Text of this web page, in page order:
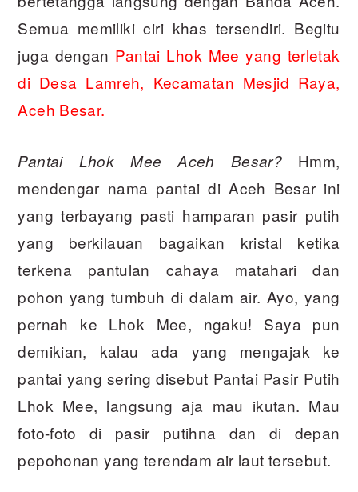
Semua memiliki ciri khas tersendiri. Begitu
juga dengan Pantai Lhok Mee yang terletak
di Desa Lamreh, Kecamatan Mesjid Raya,
Aceh Besar.
Pantai Lhok Mee Aceh Besar? Hmm,
mendengar nama pantai di Aceh Besar ini
yang terbayang pasti hamparan pasir putih
yang berkilauan bagaikan kristal ketika
terkena pantulan cahaya matahari dan
pohon yang tumbuh di dalam air. Ayo, yang
pernah ke Lhok Mee, ngaku! Saya pun
demikian, kalau ada yang mengajak ke
pantai yang sering disebut Pantai Pasir Putih
Lhok Mee, langsung aja mau ikutan. Mau
foto-foto di pasir putihna dan di depan
pepohonan yang terendam air laut tersebut.